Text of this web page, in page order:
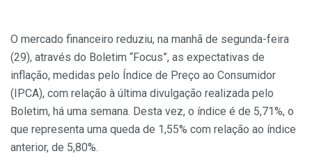
O mercado financeiro reduziu, na manhã de segunda-feira
(29), através do Boletim “Focus”, as expectativas de
inflação, medidas pelo Índice de Preço ao Consumidor
(IPCA), com relação à última divulgação realizada pelo
Boletim, há uma semana. Desta vez, o índice é de 5,71%, o
que representa uma queda de 1,55% com relação ao índice
anterior, de 5,80%.